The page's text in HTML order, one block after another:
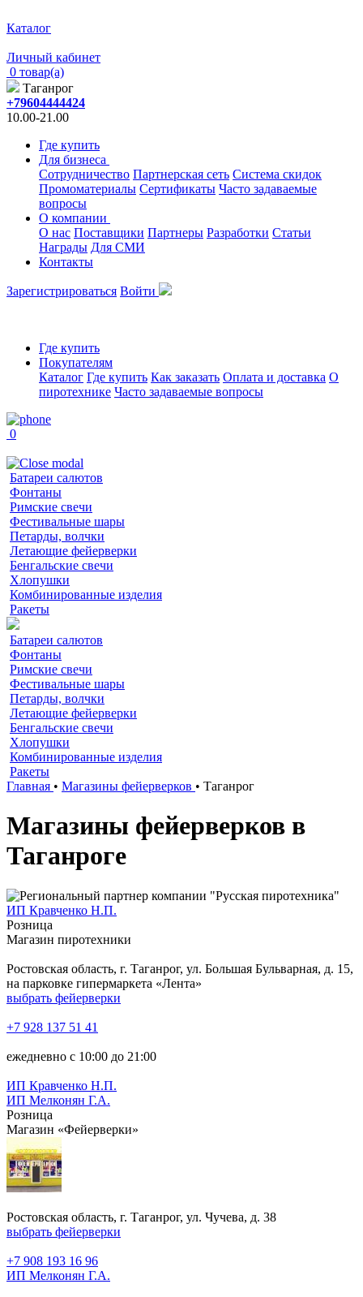
Каталог
Личный кабинет
0 товар(а)
Таганрог
+79604444424
10.00-21.00
Где купить
Для бизнеса
Сотрудничество Партнерская сеть Система скидок
Промоматериалы Сертификаты Часто задаваемые
вопросы
О компании
О нас Поставщики Партнеры Разработки Статьи
Награды Для СМИ
Контакты
Зарегистрироваться Войти
Где купить
Покупателям
Каталог Где купить Как заказать Оплата и доставка О
пиротехнике Часто задаваемые вопросы
0
Батареи салютов
Фонтаны
Римские свечи
Фестивальные шары
Петарды, волчки
Летающие фейерверки
Бенгальские свечи
Хлопушки
Комбинированные изделия
Ракеты
Батареи салютов
Фонтаны
Римские свечи
Фестивальные шары
Петарды, волчки
Летающие фейерверки
Бенгальские свечи
Хлопушки
Комбинированные изделия
Ракеты
Главная • Магазины фейерверков • Таганрог
Магазины фейерверков в
Таганроге
ИП Кравченко Н.П.
Розница
Магазин пиротехники
Ростовская область, г. Таганрог, ул. Большая Бульварная, д. 15,
на парковке гипермаркета «Лента»
выбрать фейерверки
+7 928 137 51 41
ежедневно с 10:00 до 21:00
ИП Кравченко Н.П.
ИП Мелконян Г.А.
Розница
Магазин «Фейерверки»
Ростовская область, г. Таганрог, ул. Чучева, д. 38
выбрать фейерверки
+7 908 193 16 96
ИП Мелконян Г.А.